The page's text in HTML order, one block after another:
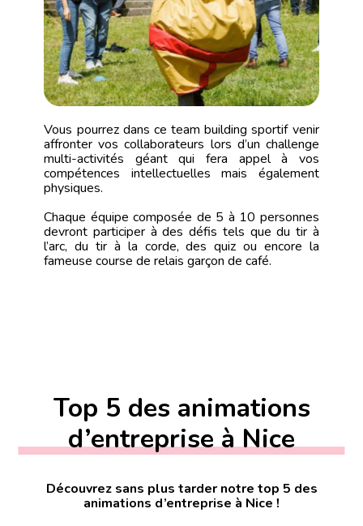
Vous pourrez dans ce team building sportif venir
affronter vos collaborateurs lors d’un challenge
multi-activités géant qui fera appel à vos
compétences intellectuelles mais également
physiques.
Chaque équipe composée de 5 à 10 personnes
devront participer à des défis tels que du tir à
l’arc, du tir à la corde, des quiz ou encore la
fameuse course de relais garçon de café.
Top 5 des animations
d’entreprise à Nice
Découvrez sans plus tarder notre top 5 des
animations d’entreprise à Nice !